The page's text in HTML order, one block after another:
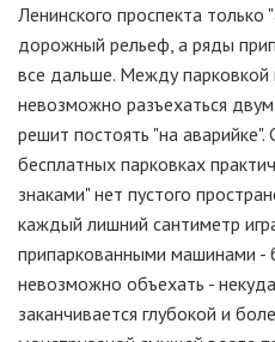
Ленинского проспекта
дорожный рельеф, а ряды
все дальше. Между
невозможно разъехаться
решит постоять "на
бесплатных парковках
знаками" нет пустого
каждый лишний сантиметр
припаркованными машинами -
невозможно объехать -
заканчивается глубокой и